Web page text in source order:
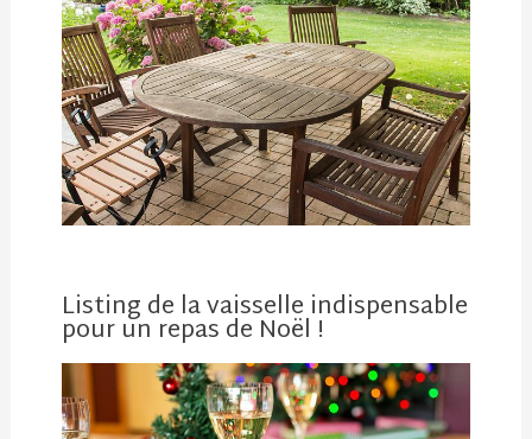
Listing de la vaisselle indispensable
pour un repas de Noël !